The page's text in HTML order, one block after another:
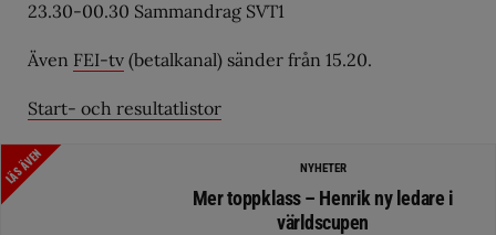
23.30-00.30 Sammandrag SVT1
Även FEI-tv (betalkanal) sänder från 15.20.
Start- och resultatlistor
LÄS ÄVEN NYHETER
Mer toppklass – Henrik ny ledare i
världscupen